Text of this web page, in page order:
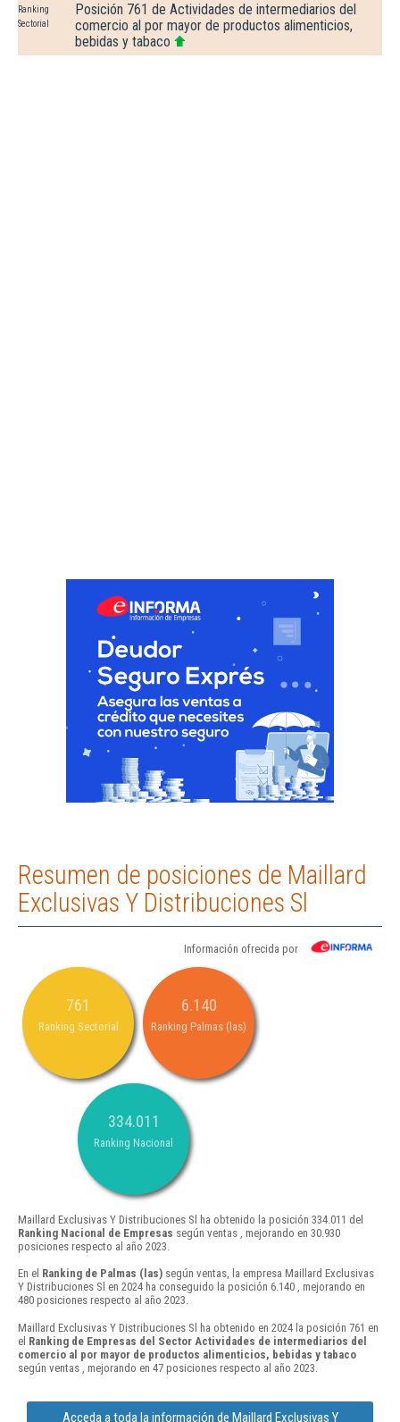
Ranking
Sectorial
Posición 761 de Actividades de intermediarios del
comercio al por mayor de productos alimenticios,
bebidas y tabaco
Resumen de posiciones de Maillard
Exclusivas Y Distribuciones Sl
Información ofrecida por
761
Ranking Sectorial
6.140
Ranking Palmas (las)
334.011
Ranking Nacional
Maillard Exclusivas Y Distribuciones Sl ha obtenido la posición 334.011 del
Ranking Nacional de Empresas según ventas , mejorando en 30.930
posiciones respecto al año 2023.
En el Ranking de Palmas (las) según ventas, la empresa Maillard Exclusivas
Y Distribuciones Sl en 2024 ha conseguido la posición 6.140 , mejorando en
480 posiciones respecto al año 2023.
Maillard Exclusivas Y Distribuciones Sl ha obtenido en 2024 la posición 761 en
el Ranking de Empresas del Sector Actividades de intermediarios del
comercio al por mayor de productos alimenticios, bebidas y tabaco
según ventas , mejorando en 47 posiciones respecto al año 2023.
Acceda a toda la información de Maillard Exclusivas Y